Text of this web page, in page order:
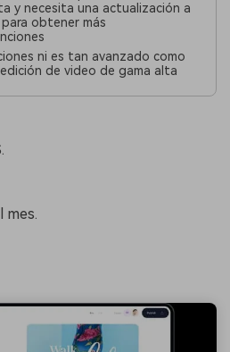
y necesita una actualización a
obtener más
ni es tan avanzado como
de video de gama alta
mes.